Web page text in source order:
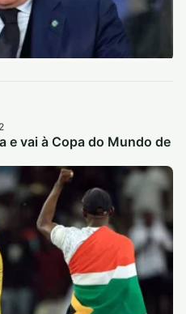
e vai à Copa do Mundo de